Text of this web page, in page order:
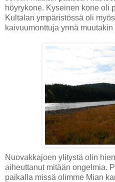
höyrykone. Kyseinen kone oli
Kultalan ympäristössä oli
kaivuumonttuja ynnä
Nuovakkajoen ylitystä olin
aiheuttanut mitään ongelmia.
paikalla missä olimme Mian